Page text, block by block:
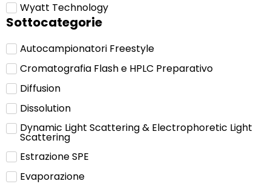
Wyatt Technology
Sottocategorie
Autocampionatori Freestyle
Cromatografia Flash e HPLC Preparativo
Diffusion
Dissolution
Dynamic Light Scattering & Electrophoretic Light
Scattering
Estrazione SPE
Evaporazione